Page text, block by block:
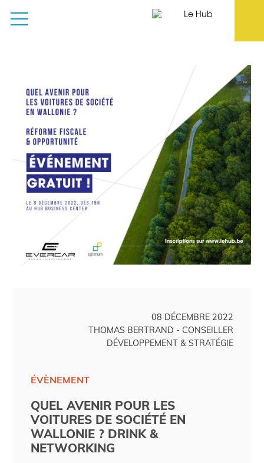
08 DÉCEMBRE 2022
THOMAS BERTRAND - CONSEILLER
DÉVELOPPEMENT & STRATÉGIE
ÉVÈNEMENT
QUEL AVENIR POUR LES
VOITURES DE SOCIÉTÉ EN
WALLONIE ? DRINK &
NETWORKING